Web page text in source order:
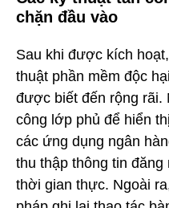
chặn đầu vào
Sau khi được kích
thuật phần mềm độc
được biết đến rộng rãi.
công lớp phủ để hiển
các ứng dụng ngân
thu thập thông tin
thời gian thực. Ngoài